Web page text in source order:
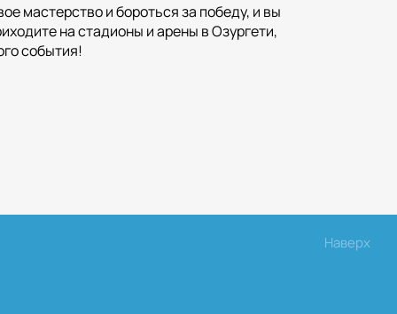
мастерство и бороться за победу, и вы
на стадионы и арены в Озургети,
события!
Наверх